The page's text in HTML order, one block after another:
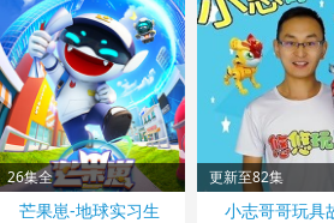
26集全
芒果崽-地球实习生
更新至82集
小志哥哥玩具